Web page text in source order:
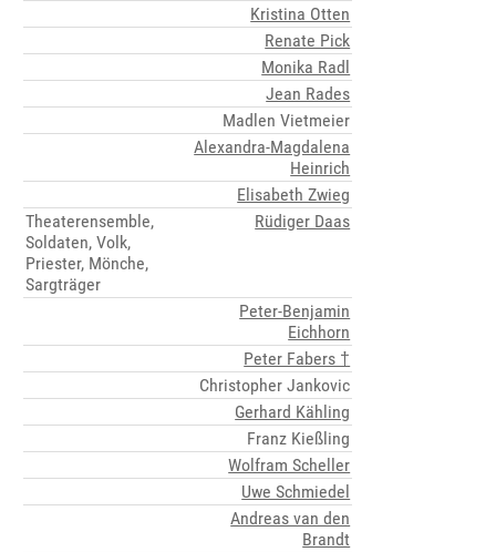
Kristina Otten
Renate Pick
Monika Radl
Jean Rades
Madlen Vietmeier
Alexandra-Magdalena
Heinrich
Elisabeth Zwieg
Theaterensemble,
Soldaten, Volk,
Priester, Mönche,
Sargträger
Rüdiger Daas
Peter-Benjamin
Eichhorn
Peter Fabers †
Christopher Jankovic
Gerhard Kähling
Franz Kießling
Wolfram Scheller
Uwe Schmiedel
Andreas van den
Brandt